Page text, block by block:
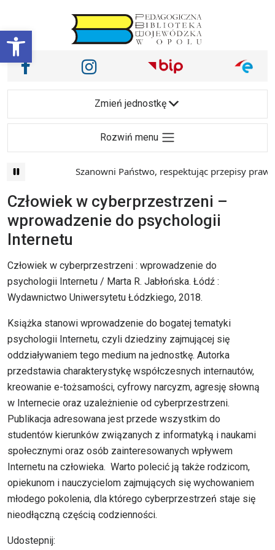
Otwórz pasek narzędzi
Main Navigation
Nasze media społecznościowe i inne
Facebook Instagram
Zmień jednostkę
Rozwiń menu
Szanowni Państwo, respektując przepisy prawa
Człowiek w cyberprzestrzeni –
wprowadzenie do psychologii
Internetu
Człowiek w cyberprzestrzeni : wprowadzenie do
psychologii Internetu / Marta R. Jabłońska. Łódź :
Wydawnictwo Uniwersytetu Łódzkiego, 2018.
Książka stanowi wprowadzenie do bogatej tematyki
psychologii Internetu, czyli dziedziny zajmującej się
oddziaływaniem tego medium na jednostkę. Autorka
przedstawia charakterystykę współczesnych internautów,
kreowanie e-tożsamości, cyfrowy narcyzm, agresję słowną
w Internecie oraz uzależnienie od cyberprzestrzeni.
Publikacja adresowana jest przede wszystkim do
studentów kierunków związanych z informatyką i naukami
społecznymi oraz osób zainteresowanych wpływem
Internetu na człowieka. Warto polecić ją także rodzicom,
opiekunom i nauczycielom zajmujących się wychowaniem
młodego pokolenia, dla którego cyberprzestrzeń staje się
nieodłączną częścią codzienności.
Udostepnij: